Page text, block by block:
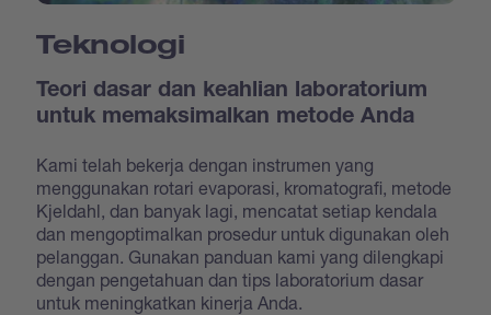
Teknologi
Teori dasar dan keahlian laboratorium
untuk memaksimalkan metode Anda
Kami telah bekerja dengan instrumen yang
menggunakan rotari evaporasi, kromatografi, metode
Kjeldahl, dan banyak lagi, mencatat setiap kendala
dan mengoptimalkan prosedur untuk digunakan oleh
pelanggan. Gunakan panduan kami yang dilengkapi
dengan pengetahuan dan tips laboratorium dasar
untuk meningkatkan kinerja Anda.